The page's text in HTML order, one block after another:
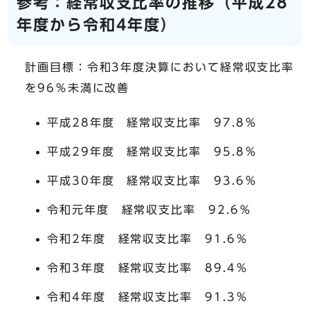
年度から令和4年度）
計画目標：令和3年度決算において経常収支比率
を96％未満に改善
平成28年度 経常収支比率 97.8％
平成29年度 経常収支比率 95.8％
平成30年度 経常収支比率 93.6％
令和元年度 経常収支比率 92.6％
令和2年度 経常収支比率 91.6％
令和3年度 経常収支比率 89.4％​
令和4年度 経常収支比率 91.3％